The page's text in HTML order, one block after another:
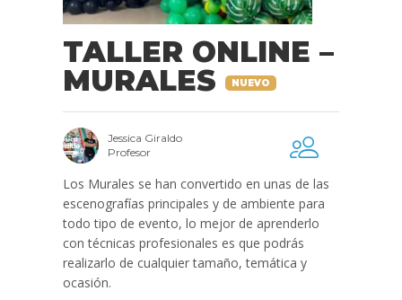
TALLER ONLINE –
MURALES
NUEVO
Jessica Giraldo
Profesor
Los Murales se han convertido en unas de las
escenografías principales y de ambiente para
todo tipo de evento, lo mejor de aprenderlo
con técnicas profesionales es que podrás
realizarlo de cualquier tamaño, temática y
ocasión.